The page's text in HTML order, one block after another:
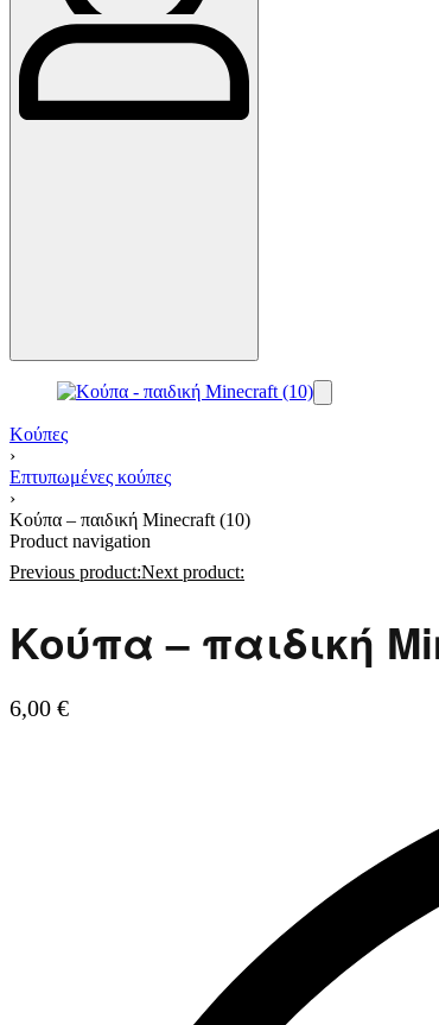
Κούπες
›
Επτυπωμένες κούπες
›
Κούπα – παιδική Minecraft (10)
Product navigation
Previous product:Next product:
Κούπα – παιδική
6,00 €